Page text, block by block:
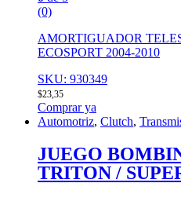
(0)
AMORTIGUADOR
ECOSPORT 2004-2010
SKU: 930349
$23,35
Comprar ya
Automotriz, Clutch,
JUEGO
TRITON /